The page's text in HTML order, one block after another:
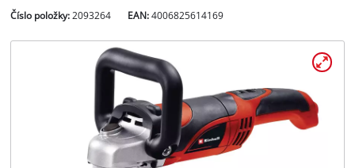
Číslo položky: 2093264 EAN:4006825614169